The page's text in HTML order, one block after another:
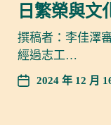
日繁榮與文
撰稿者：李佳澤
經過志工…
2024 年 12 月